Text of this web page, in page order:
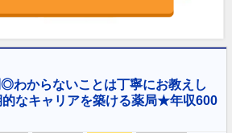
わからないことは丁寧にお教えし
なキャリアを築ける薬局★年収600